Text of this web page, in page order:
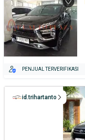
PENJUAL TERVERIFIKASI
id.trihartanto